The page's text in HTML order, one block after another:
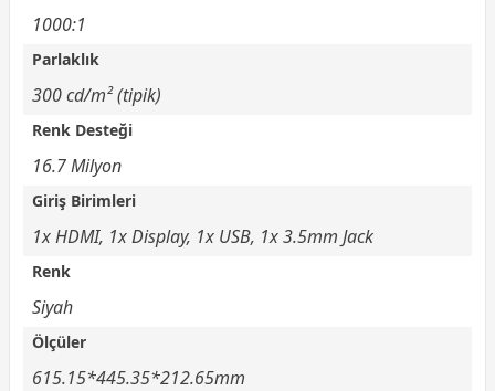
1000:1
Parlaklık
300 cd/m² (tipik)
Renk Desteği
16.7 Milyon
Giriş Birimleri
1x HDMI, 1x Display, 1x USB, 1x 3.5mm Jack
Renk
Siyah
Ölçüler
615.15*445.35*212.65mm